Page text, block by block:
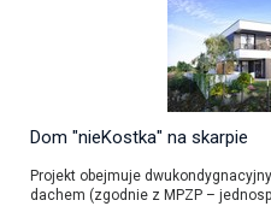
Dom "nieKostka" na skarpie
Projekt obejmuje
dachem (zgodnie z MPZP –